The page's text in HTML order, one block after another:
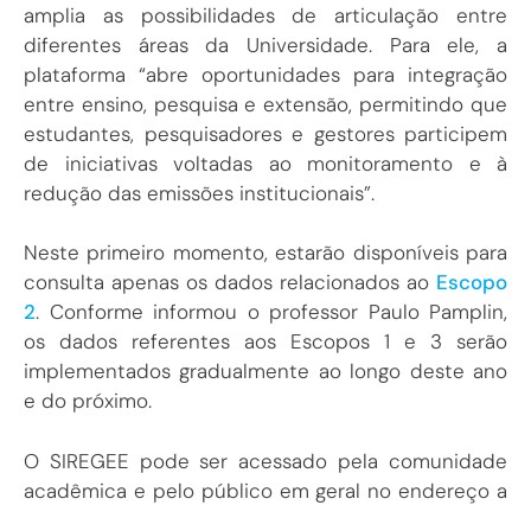
amplia as possibilidades de articulação entre
diferentes áreas da Universidade. Para ele, a
plataforma “abre oportunidades para integração
entre ensino, pesquisa e extensão, permitindo que
estudantes, pesquisadores e gestores participem
de iniciativas voltadas ao monitoramento e à
redução das emissões institucionais”.
Neste primeiro momento, estarão disponíveis para
consulta apenas os dados relacionados ao Escopo
2. Conforme informou o professor Paulo Pamplin,
os dados referentes aos Escopos 1 e 3 serão
implementados gradualmente ao longo deste ano
e do próximo.
O SIREGEE pode ser acessado pela comunidade
acadêmica e pelo público em geral no endereço a